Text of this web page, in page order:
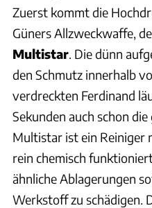
Zuerst kommt die
Güners Allzweckwaffe,
Multistar. Die dünn
den Schmutz innerhalb
verdreckten Ferdinand
Sekunden auch schon
Multistar ist ein
rein chemisch
ähnliche Ablagerungen
Werkstoff zu schädigen.